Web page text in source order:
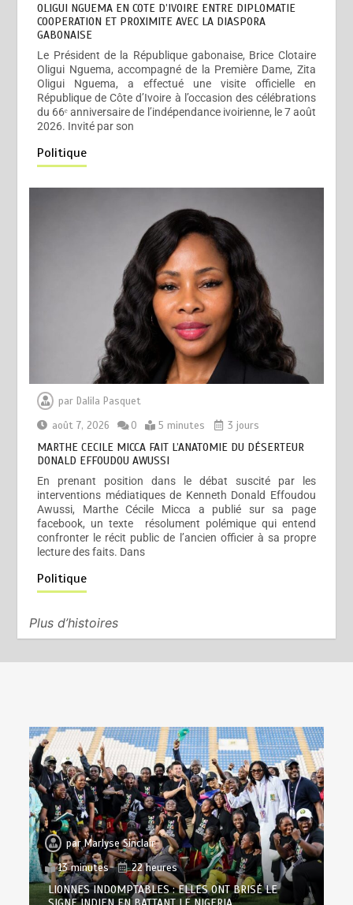
OLIGUI NGUEMA EN COTE D’IVOIRE ENTRE DIPLOMATIE
COOPERATION ET PROXIMITE AVEC LA DIASPORA
GABONAISE
Le Président de la République gabonaise, Brice Clotaire
Oligui Nguema, accompagné de la Première Dame, Zita
Oligui Nguema, a effectué une visite officielle en
République de Côte d’Ivoire à l’occasion des célébrations
du 66ᵉ anniversaire de l’indépendance ivoirienne, le 7 août
2026. Invité par son
Politique
par Dalila Pasquet
août 7, 2026
0 5 minutes 3 jours
MARTHE CECILE MICCA FAIT L’ANATOMIE DU DÉSERTEUR
DONALD EFFOUDOU AWUSSI
En prenant position dans le débat suscité par les
interventions médiatiques de Kenneth Donald Effoudou
Awussi, Marthe Cécile Micca a publié sur sa page
facebook, un texte résolument polémique qui entend
confronter le récit public de l’ancien officier à sa propre
lecture des faits. Dans
Politique
Plus d’histoires
parMarlyse Sinclair
13 minutes
22 heures
LIONNES INDOMPTABLES : ELLES ONT BRISÉ LE